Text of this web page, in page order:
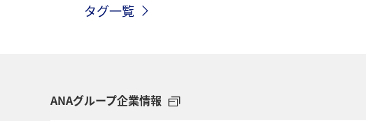
秋のアクティビティ
タグ一覧
ANAグループ企業情報